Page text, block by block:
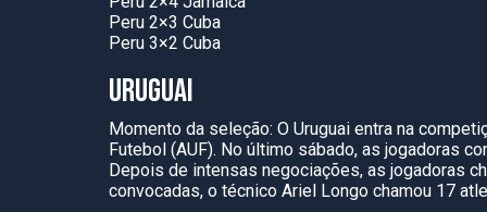
Peru 2×3 Cuba
Peru 3×2 Cuba
URUGUAI
Momento da seleção: O Uruguai entra na
Futebol (AUF). No último sábado, as jogadoras
Depois de intensas negociações, as jogadoras
convocadas, o técnico Ariel Longo chamou 17